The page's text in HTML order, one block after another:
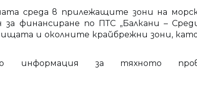
среда в прилежащите зони на
финансиране по ПТС „Балкани –
и околните крайбрежни зони,
информация за тяхното